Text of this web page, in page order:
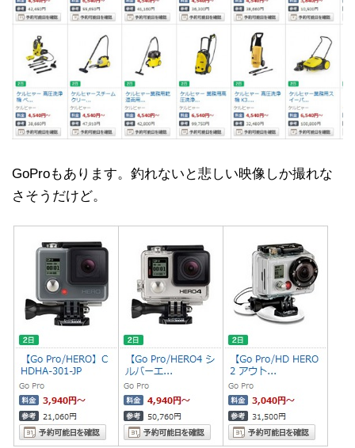
GoProもあります。釣れないと悲しい映像しか撮れな
さそうだけど。